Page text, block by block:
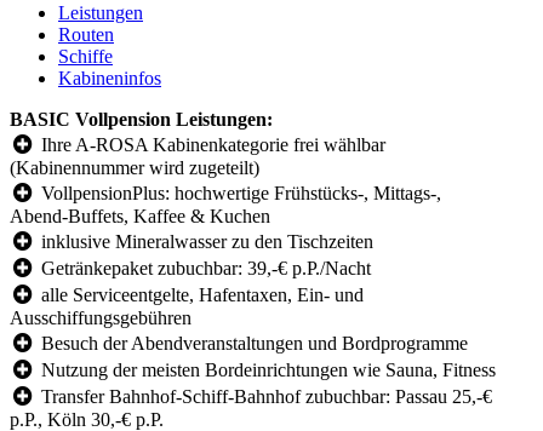
Leistungen
Routen
Schiffe
Kabineninfos
BASIC Vollpension Leistungen:
Ihre A-ROSA Kabinenkategorie frei wählbar
(Kabinennummer wird zugeteilt)
VollpensionPlus: hochwertige Frühstücks-, Mittags-,
Abend-Buffets, Kaffee & Kuchen
inklusive Mineralwasser zu den Tischzeiten
Getränkepaket zubuchbar: 39,-€ p.P./Nacht
alle Serviceentgelte, Hafentaxen, Ein- und
Ausschiffungsgebühren
Besuch der Abendveranstaltungen und Bordprogramme
Nutzung der meisten Bordeinrichtungen wie Sauna, Fitness
Transfer Bahnhof-Schiff-Bahnhof zubuchbar: Passau 25,-€
p.P., Köln 30,-€ p.P.